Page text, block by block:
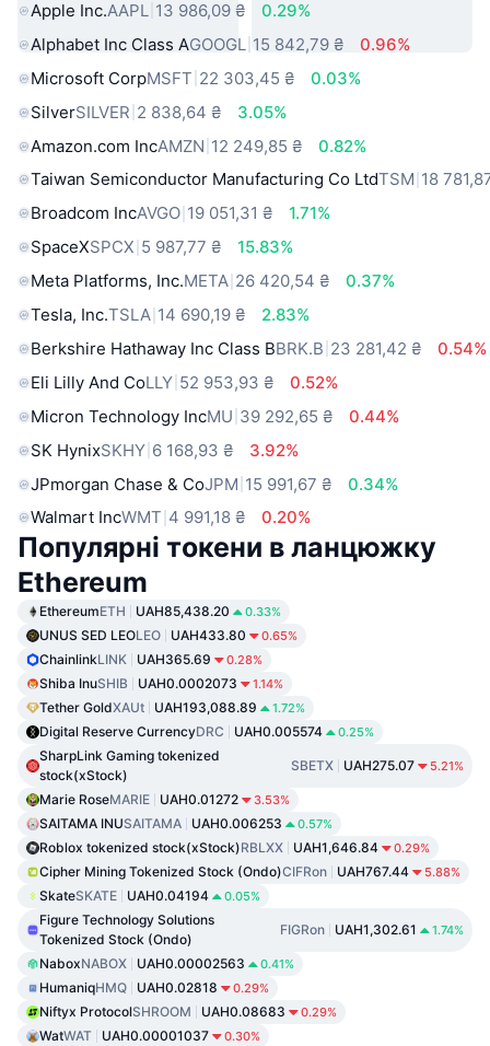
Apple Inc.AAPL 13 986,09 ₴
0.29%
Alphabet Inc Class AGOOGL 15 842,79 ₴
0.96%
Microsoft CorpMSFT 22 303,45 ₴
0.03%
SilverSILVER 2 838,64 ₴
3.05%
Amazon.com IncAMZN 12 249,85 ₴
0.82%
Taiwan Semiconductor Manufacturing Co LtdTSM 18
Broadcom IncAVGO 19 051,31 ₴
1.71%
SpaceXSPCX 5 987,77 ₴
15.83%
Meta Platforms, Inc.META 26 420,54 ₴
0.37%
Tesla, Inc.TSLA 14 690,19 ₴
2.83%
Berkshire Hathaway Inc Class BBRK.B 23 281,42 ₴
0.54%
Eli Lilly And CoLLY 52 953,93 ₴
0.52%
Micron Technology IncMU 39 292,65 ₴
0.44%
SK HynixSKHY 6 168,93 ₴
3.92%
JPmorgan Chase & CoJPM 15 991,67 ₴
0.34%
Walmart IncWMT 4 991,18 ₴ 0.20%
Популярні токени в ланцюжку
Ethereum
EthereumETH UAH85,438.20 0.33%
UNUS SED LEOLEO UAH433.80 0.65%
ChainlinkLINK UAH365.69 0.28%
Shiba InuSHIB UAH0.0002073 1.14%
Tether GoldXAUt UAH193,088.89 1.72%
Digital Reserve CurrencyDRC UAH0.005574 0.25%
SharpLink Gaming tokenized
stock(xStock)
SBETX UAH275.07 5.21%
Marie RoseMARIE UAH0.01272 3.53%
SAITAMA INUSAITAMA UAH0.006253 0.57%
Roblox tokenized stock(xStock)RBLXX UAH1,646.84 0.29%
Cipher Mining Tokenized Stock (Ondo)CIFRon UAH767.44 5.88%
SkateSKATE UAH0.04194 0.05%
Figure Technology Solutions
Tokenized Stock (Ondo)
FIGRon UAH1,302.61 1.74%
NaboxNABOX UAH0.00002563 0.41%
HumaniqHMQ UAH0.02818 0.29%
Niftyx ProtocolSHROOM UAH0.08683 0.29%
WatWAT UAH0.00001037 0.30%